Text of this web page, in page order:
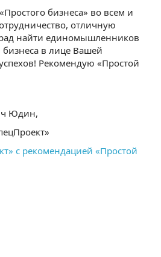
бизнеса» во всем и
отличную
найти единомышленников
в лице Вашей
Рекомендую «Простой
Юдин,
с рекомендацией «Простой